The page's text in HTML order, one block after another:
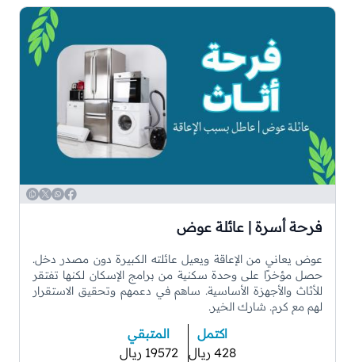
Facebook
WhatsApp
Twitter
Copy
فرحة أسرة | عائلة عوض
عوض يعاني من الإعاقة ويعيل عائلته الكبيرة دون مصدر دخل.
حصل مؤخرًا على وحدة سكنية من برامج الإسكان لكنها تفتقر
للأثاث والأجهزة الأساسية. ساهم في دعمهم وتحقيق الاستقرار
لهم مع كرم. شارك الخير.
اكتمل
428 ريال
المتبقي
19572 ريال